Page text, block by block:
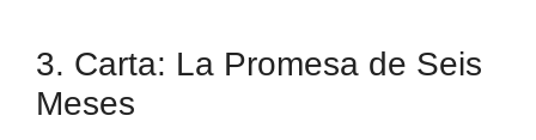
3. Carta: La Promesa de Seis
Meses